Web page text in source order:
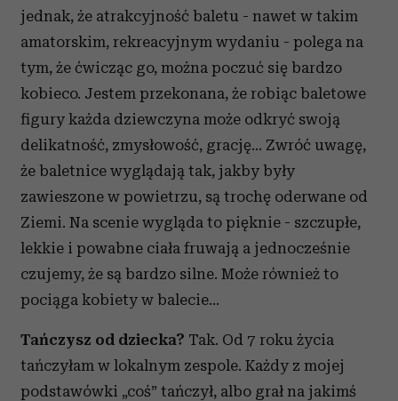
jednak, że atrakcyjność baletu - nawet w takim
amatorskim, rekreacyjnym wydaniu - polega na
tym, że ćwicząc go, można poczuć się bardzo
kobieco. Jestem przekonana, że robiąc baletowe
figury każda dziewczyna może odkryć swoją
delikatność, zmysłowość, grację… Zwróć uwagę,
że baletnice wyglądają tak, jakby były
zawieszone w powietrzu, są trochę oderwane od
Ziemi. Na scenie wygląda to pięknie - szczupłe,
lekkie i powabne ciała fruwają a jednocześnie
czujemy, że są bardzo silne. Może również to
pociąga kobiety w balecie…
Tańczysz od dziecka? Tak. Od 7 roku życia
tańczyłam w lokalnym zespole. Każdy z mojej
podstawówki „coś” tańczył, albo grał na jakimś